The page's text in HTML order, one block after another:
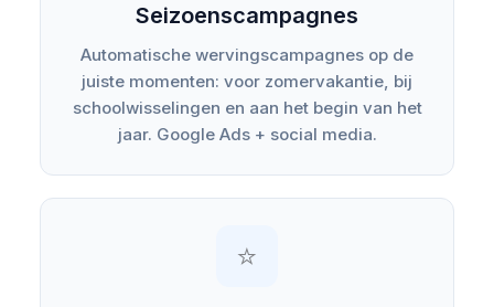
Seizoenscampagnes
Automatische wervingscampagnes op de
juiste momenten: voor zomervakantie, bij
schoolwisselingen en aan het begin van het
jaar. Google Ads + social media.
⭐